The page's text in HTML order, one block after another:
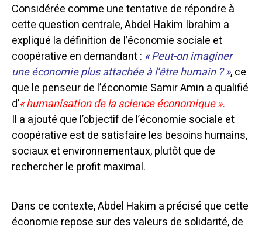
Considérée comme une tentative de répondre à
cette question centrale, Abdel Hakim Ibrahim a
expliqué la définition de l’économie sociale et
coopérative en demandant : « Peut-on imaginer
une économie plus attachée à l’être humain ? », ce
que le penseur de l’économie Samir Amin a qualifié
d’« humanisation de la science économique ».
Il a ajouté que l’objectif de l’économie sociale et
coopérative est de satisfaire les besoins humains,
sociaux et environnementaux, plutôt que de
rechercher le profit maximal.
Dans ce contexte, Abdel Hakim a précisé que cette
économie repose sur des valeurs de solidarité, de